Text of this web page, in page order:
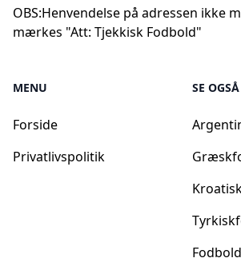
OBS:Henvendelse på adressen ikke
mærkes "Att: Tjekkisk Fodbold"
MENU
Forside
Privatlivspolitik
SE OGSÅ